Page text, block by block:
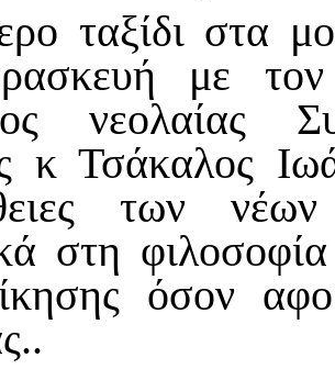
ταξίδι στα
με τον
νεολαίας
κ Τσάκαλος
των
στη
όσον